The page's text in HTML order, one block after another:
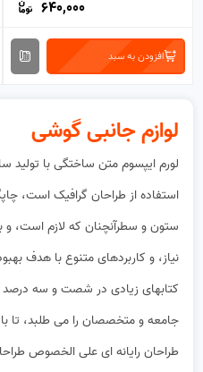
640,000
افزودن به سبد
لوازم جانبی گوشی
لورم ایپسوم متن ساختگی با تولید
استفاده از طراحان گرافیک است،
ستون و سطرآنچنان که لازم است، و
نیاز، و کاربردهای متنوع با هدف
کتابهای زیادی در شصت و سه درصد
جامعه و متخصصان را می طلبد، تا با
طراحان رایانه ای علی الخصوص